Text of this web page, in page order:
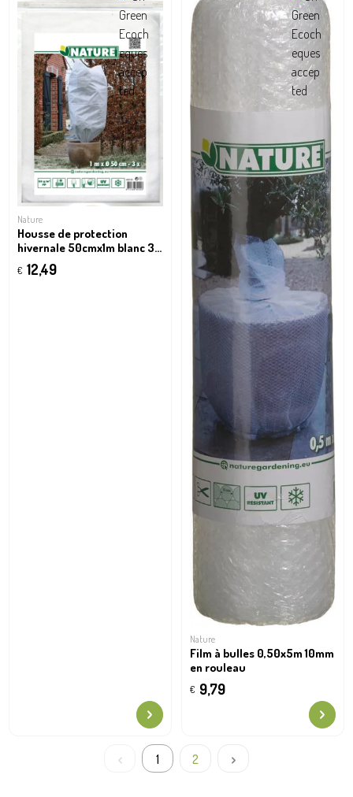
Nature
Housse de protection
hivernale 50cmx1m blanc 3
pièces
€ 12,49
Nature
Film à bulles 0,50x5m 10mm
en rouleau
€ 9,79
1 2